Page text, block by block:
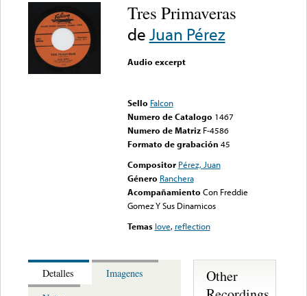
Tres Primaveras
deJuan Pérez
Audio excerpt
Sello Falcon
Numero de Catalogo 1467
Numero de Matriz F-4586
Formato de grabación 45
Compositor Pérez, Juan
Género Ranchera
Acompañamiento Con Freddie
Gomez Y Sus Dinamicos
Temas love, reflection
Detalles
Imagenes
Other